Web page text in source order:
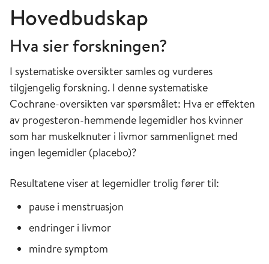
Hovedbudskap
Hva sier forskningen?
I systematiske oversikter samles og vurderes
tilgjengelig forskning. I denne systematiske
Cochrane-oversikten var spørsmålet: Hva er effekten
av progesteron-hemmende legemidler hos kvinner
som har muskelknuter i livmor sammenlignet med
ingen legemidler (placebo)?
Resultatene viser at legemidler trolig fører til:
pause i menstruasjon
endringer i livmor
mindre symptom